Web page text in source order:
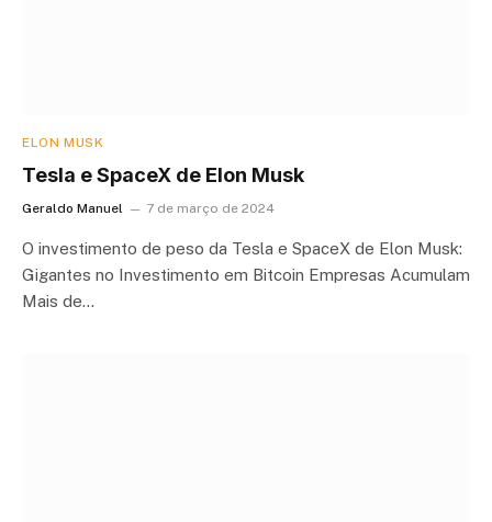
ELON MUSK
Tesla e SpaceX de Elon Musk
Geraldo Manuel 7 de março de 2024
O investimento de peso da Tesla e SpaceX de Elon Musk:
Gigantes no Investimento em Bitcoin Empresas Acumulam
Mais de…